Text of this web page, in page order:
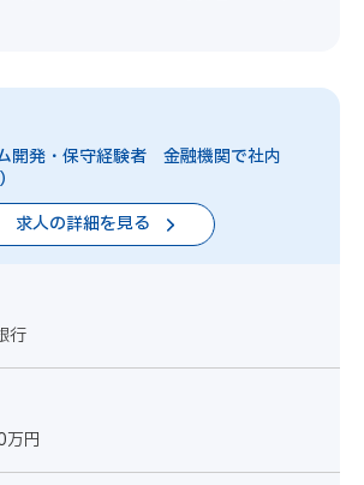
ム開発・保守経験者 金融機関で社内
求人の詳細を見る
行
円